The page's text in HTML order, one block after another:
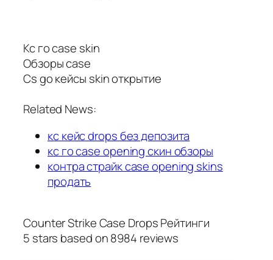
Кс го case skin
Обзоры case
Cs go кейсы skin открытие
Related News:
кс кейс drops без депозита
кс го case opening скин обзоры
контра страйк case opening skins
продать
Counter Strike Case Drops Рейтинги
5 stars based on8984 reviews